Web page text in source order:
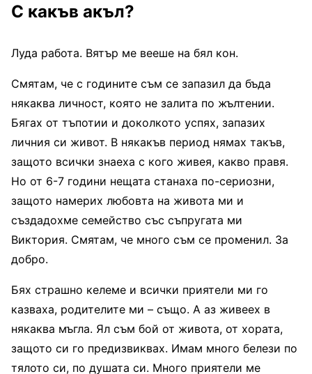
С какъв акъл?
Луда работа. Вятър ме вееше на бял кон.
Смятам, че с годините съм се запазил да бъда
някаква личност, която не залита по жълтении.
Бягах от тъпотии и доколкото успях, запазих
личния си живот. В някакъв период нямах такъв,
защото всички знаеха с кого живея, какво правя.
Но от 6-7 години нещата станаха по-сериозни,
защото намерих любовта на живота ми и
създадохме семейство със съпругата ми
Виктория. Смятам, че много съм се променил. За
добро.
Бях страшно келеме и всички приятели ми го
казваха, родителите ми – също. А аз живеех в
някаква мъгла. Ял съм бой от живота, от хората,
защото си го предизвиквах. Имам много белези по
тялото си, по душата си. Много приятели ме